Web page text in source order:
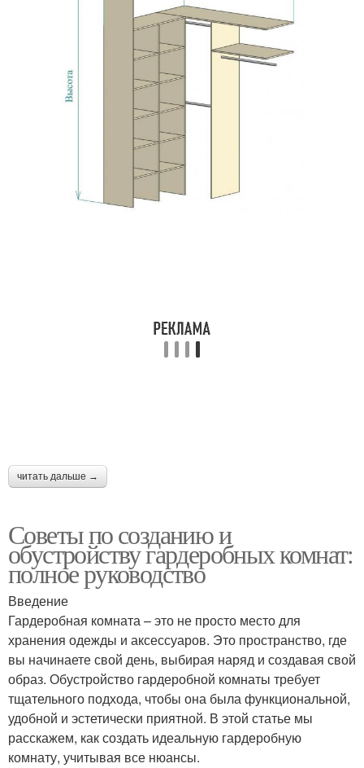
читать дальше →
Советы по созданию и
обустройству гардеробных комнат:
полное руководство
Введение
Гардеробная комната – это не просто место для
хранения одежды и аксессуаров. Это пространство, где
вы начинаете свой день, выбирая наряд и создавая свой
образ. Обустройство гардеробной комнаты требует
тщательного подхода, чтобы она была функциональной,
удобной и эстетически приятной. В этой статье мы
расскажем, как создать идеальную гардеробную
комнату, учитывая все нюансы.